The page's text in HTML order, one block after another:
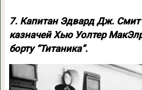
7. Капитан Эдвард Дж. Смит
казначей Хью Уолтер
борту “Титаника”.